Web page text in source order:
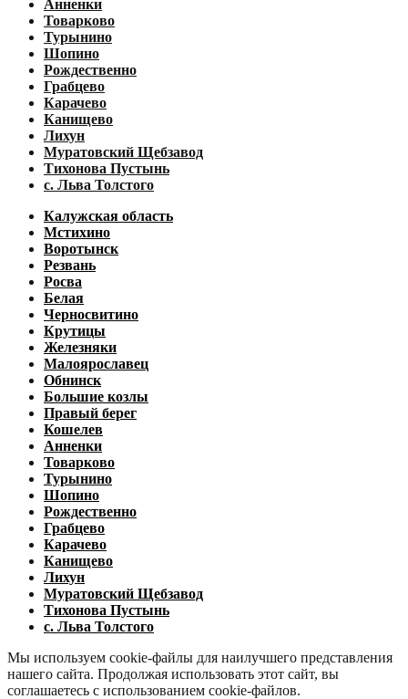
Анненки
Товарково
Турынино
Шопино
Рождественно
Грабцево
Карачево
Канищево
Лихун
Муратовский Щебзавод
Тихонова Пустынь
с. Льва Толстого
Калужская область
Мстихино
Воротынск
Резвань
Росва
Белая
Черносвитино
Крутицы
Железняки
Малоярославец
Обнинск
Большие козлы
Правый берег
Кошелев
Анненки
Товарково
Турынино
Шопино
Рождественно
Грабцево
Карачево
Канищево
Лихун
Муратовский Щебзавод
Тихонова Пустынь
с. Льва Толстого
Мы используем cookie-файлы для наилучшего представления
нашего сайта. Продолжая использовать этот сайт, вы
соглашаетесь с использованием cookie-файлов.